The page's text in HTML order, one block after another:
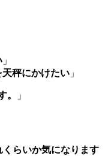
」
秤にかけたい 」
。 」
らいか気になります